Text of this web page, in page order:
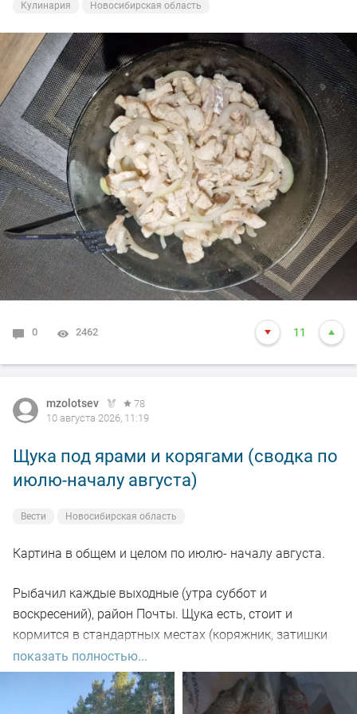
это уже не удовольствие. В 13:10 закончил сие занятие
и отправился домой. Сегодня удалось выловить
меньше 30 хвостов, + 15-20 сходов. На сегодня не
густо.
Всем удачи и НХНЧ !!!!
Кулинария Новосибирская область
0 2462 11
mzolotsev
78
10 августа 2026, 11:19
Щука под ярами и корягами (сводка по
июлю-началу августа)
Вести Новосибирская область
Картина в общем и целом по июлю- началу августа.
Рыбачил каждые выходные (утра суббот и
воскресений), район Почты. Щука есть, стоит и
кормится в стандартных местах (коряжник, затишки
под глубокими берегами), но халявы нет - приходится
искать и тогда успех есть и будет).
показать полностью...